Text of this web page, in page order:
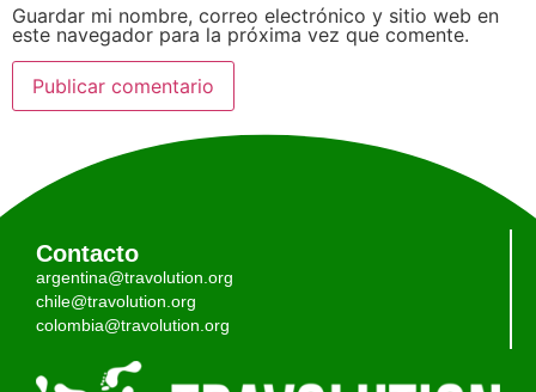
Guardar mi nombre, correo electrónico y sitio web en
este navegador para la próxima vez que comente.
Contacto
argentina@travolution.org
chile@travolution.org
colombia@travolution.org